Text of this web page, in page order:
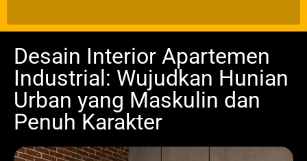
Desain Interior Apartemen
Industrial: Wujudkan Hunian
Urban yang Maskulin dan
Penuh Karakter